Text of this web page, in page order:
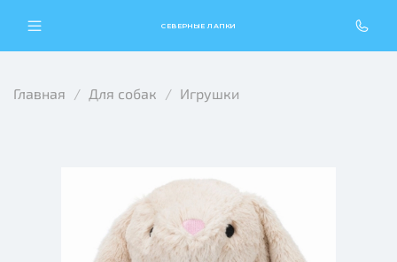
СЕВЕРНЫЕ ЛАПКИ
Главная Для собак Игрушки